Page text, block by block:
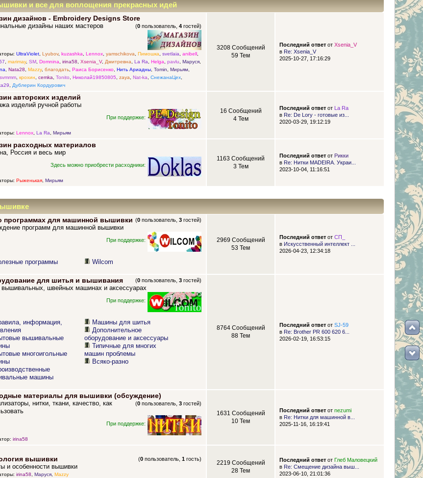
и все для воплощения прекрасных идей
дизайнов - Embroidery Designs Store
(0 пользователь,4 гостей)
дизайны наших мастеров
UltraViolet, Lyubov, kuzashka, Lennox, yamschikova, Пимошка, svetlaia, anibell,
, marimay, SM, Domnina, irina58, Xsenia_V, Дмитревна, La Ra, Helga, pavlu, Маруся,
, Nata28, Mazzy, благодать, Раиса Борисенко, Нить Ариадны, Tomin, Мирьям,
svmmm, крохин, cemka, Tonito, Николай19850805, zaya, Nat-ka, СнежанаЦех,
, Дублерин Кордурович
3208 Сообщений
59 Тем
Последний ответот Xsenia_V
в Re: Xsenia_V
2025-10-27, 17:16:29
авторских изделий
изделий ручной работы
При поддержке:
Lennox, La Ra, Мирьям
16 Сообщений
4 Тем
Последний ответот
La Ra
в Re: De Lory - готовые из...
2020-03-29, 19:12:19
расходных материалов
Россия и весь мир
Здесь можно приобрести расходники:
Рыженькая, Мирьям
1163 Сообщений
3 Тем
Последний ответот Рикки
в Re: Нитки MADEIRA. Украи...
2023-10-04, 11:16:51
программах для машинной вышивки (0 пользователь,3 гостей)
программ для машинной вышивки
При поддержке:
программы Wilcom
2969 Сообщений
53 Тем
Последний ответот СП_
в Искусственный интеллект ...
2026-04-23, 12:34:18
для шитья и вышивания (0 пользователь,3 гостей)
вышивальных, швейных машинах и аксессуарах
При поддержке:
информация,
вышивальные
многоигольные
машины
Машины для шитья
Дополнительное
оборудование и аксессуары
Типичные для многих
машин проблемы
Всяко-разно
8764 Сообщений
88 Тем
Последний ответот SJ-59
в Re: Brother PR 600 620 6...
2026-02-19, 16:53:15
материалы для вышивки (обсуждение)
(0 пользователь,3 гостей)
нитки, ткани, качество, как
При поддержке:
irina58
1631 Сообщений
10 Тем
Последний ответот nezumi
в Re: Нитки для машинной в...
2025-11-16, 16:19:41
вышивки (0 пользователь,1 гость)
и особенности вышивки
irina58, Маруся, Mazzy
2219 Сообщений
28 Тем
Последний ответот Глеб Маловецкий
в Re: Смещение дизайна выш...
2023-06-10, 21:01:36